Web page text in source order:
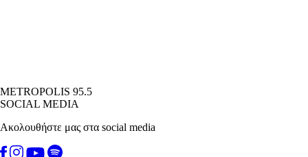
METROPOLIS 95.5
SOCIAL MEDIA
Ακολουθήστε μας στα social media